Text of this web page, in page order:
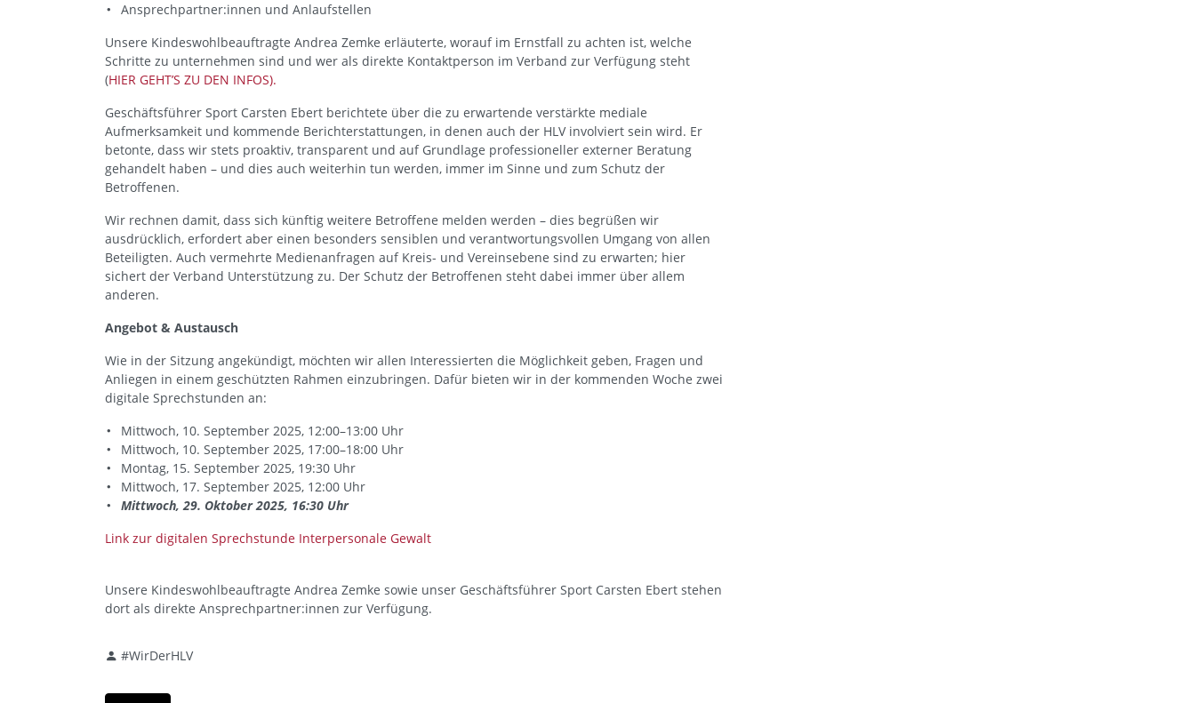
Ansprechpartner:innen und Anlaufstellen
Unsere Kindeswohlbeauftragte Andrea Zemke erläuterte, worauf im Ernstfall zu achten ist, welche
Schritte zu unternehmen sind und wer als direkte Kontaktperson im Verband zur Verfügung steht
(HIER GEHT’S ZU DEN INFOS).
Geschäftsführer Sport Carsten Ebert berichtete über die zu erwartende verstärkte mediale
Aufmerksamkeit und kommende Berichterstattungen, in denen auch der HLV involviert sein wird. Er
betonte, dass wir stets proaktiv, transparent und auf Grundlage professioneller externer Beratung
gehandelt haben – und dies auch weiterhin tun werden, immer im Sinne und zum Schutz der
Betroffenen.
Wir rechnen damit, dass sich künftig weitere Betroffene melden werden – dies begrüßen wir
ausdrücklich, erfordert aber einen besonders sensiblen und verantwortungsvollen Umgang von allen
Beteiligten. Auch vermehrte Medienanfragen auf Kreis- und Vereinsebene sind zu erwarten; hier
sichert der Verband Unterstützung zu. Der Schutz der Betroffenen steht dabei immer über allem
anderen.
Angebot & Austausch
Wie in der Sitzung angekündigt, möchten wir allen Interessierten die Möglichkeit geben, Fragen und
Anliegen in einem geschützten Rahmen einzubringen. Dafür bieten wir in der kommenden Woche zwei
digitale Sprechstunden an:
Mittwoch, 10. September 2025, 12:00–13:00 Uhr
Mittwoch, 10. September 2025, 17:00–18:00 Uhr
Montag, 15. September 2025, 19:30 Uhr
Mittwoch, 17. September 2025, 12:00 Uhr
Mittwoch, 29. Oktober 2025, 16:30 Uhr
Link zur digitalen Sprechstunde Interpersonale Gewalt
Unsere Kindeswohlbeauftragte Andrea Zemke sowie unser Geschäftsführer Sport Carsten Ebert stehen
dort als direkte Ansprechpartner:innen zur Verfügung.
#WirDerHLV